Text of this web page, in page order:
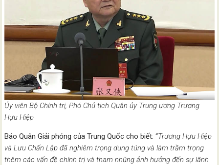
Ủy viên Bộ Chính trị, Phó Chủ tịch Quân ủy Trung ương Trương
Hựu Hiệp
Báo Quân Giải phóng của Trung Quốc cho biết: “Trương Hựu Hiệp
và Lưu Chấn Lập đã nghiêm trọng dung túng và làm trầm trọng
thêm các vấn đề chính trị và tham nhũng ảnh hưởng đến sự lãnh